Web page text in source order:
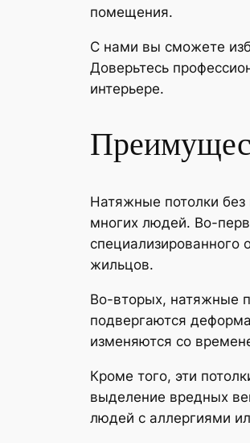
помещения.
С нами вы сможете
Доверьтесь
интерьере.
Натяжные потолки
многих людей. Во-
специализированного
жильцов.
Во-вторых, натяжные
подвергаются
изменяются со
Кроме того, эти
выделение вредных
людей с аллергиями